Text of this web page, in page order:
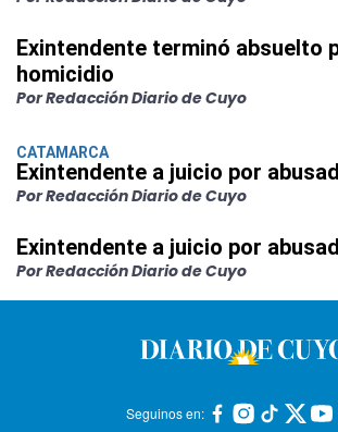
Exintendente terminó absuelto
homicidio
Por Redacción Diario de Cuyo
CATAMARCA
Exintendente a juicio por
Por Redacción Diario de Cuyo
Exintendente a juicio por
Por Redacción Diario de Cuyo
Seguinos en: